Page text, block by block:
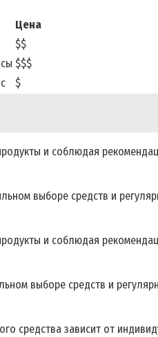
Цена
$$
$$$
$
и соблюдая
выборе средств и
и соблюдая
выборе средств и
средства зависит от